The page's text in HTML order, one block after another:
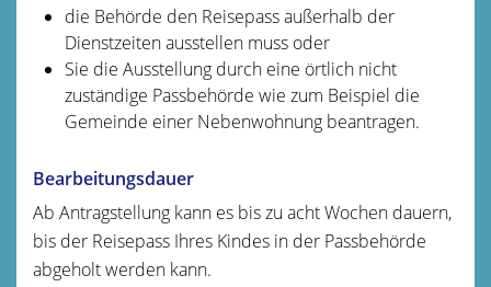
die Behörde den Reisepass außerhalb der
Dienstzeiten ausstellen muss oder
Sie die Ausstellung durch eine örtlich nicht
zuständige Passbehörde wie zum Beispiel die
Gemeinde einer Nebenwohnung beantragen.
Bearbeitungsdauer
Ab Antragstellung kann es bis zu acht Wochen dauern,
bis der Reisepass Ihres Kindes in der Passbehörde
abgeholt werden kann.